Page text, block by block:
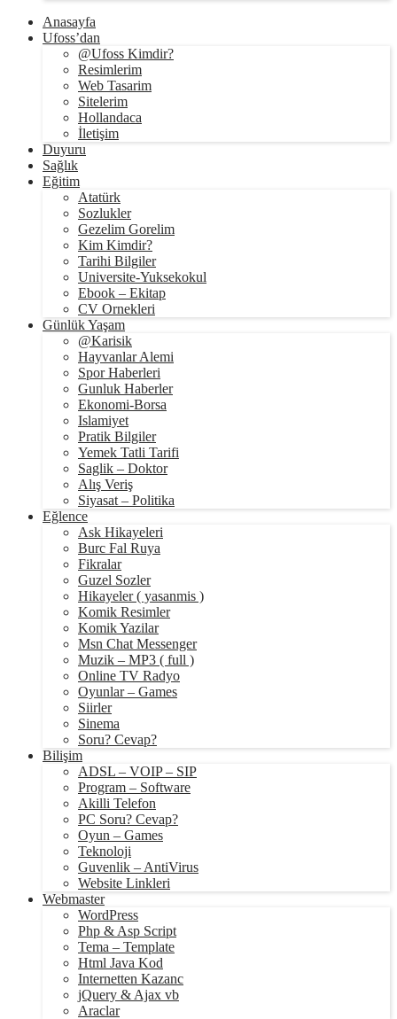
Anasayfa
Ufoss’dan
@Ufoss Kimdir?
Resimlerim
Web Tasarim
Sitelerim
Hollandaca
İletişim
Duyuru
Sağlık
Eğitim
Atatürk
Sozlukler
Gezelim Gorelim
Kim Kimdir?
Tarihi Bilgiler
Universite-Yuksekokul
Ebook – Ekitap
CV Ornekleri
Günlük Yaşam
@Karisik
Hayvanlar Alemi
Spor Haberleri
Gunluk Haberler
Ekonomi-Borsa
Islamiyet
Pratik Bilgiler
Yemek Tatli Tarifi
Saglik – Doktor
Alış Veriş
Siyasat – Politika
Eğlence
Ask Hikayeleri
Burc Fal Ruya
Fikralar
Guzel Sozler
Hikayeler ( yasanmis )
Komik Resimler
Komik Yazilar
Msn Chat Messenger
Muzik – MP3 ( full )
Online TV Radyo
Oyunlar – Games
Siirler
Sinema
Soru? Cevap?
Bilişim
ADSL – VOIP – SIP
Program – Software
Akilli Telefon
PC Soru? Cevap?
Oyun – Games
Teknoloji
Guvenlik – AntiVirus
Website Linkleri
Webmaster
WordPress
Php & Asp Script
Tema – Template
Html Java Kod
Internetten Kazanc
jQuery & Ajax vb
Araclar